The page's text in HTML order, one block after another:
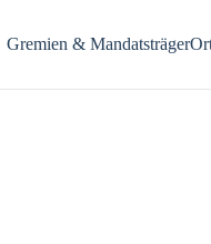
Gremien & Mandatsträger